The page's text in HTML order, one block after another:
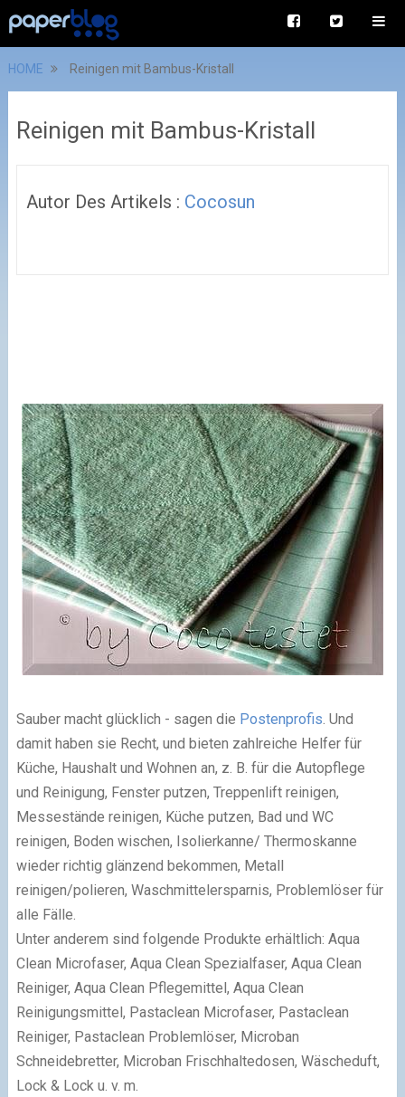
HOME Reinigen mit Bambus-Kristall
Reinigen mit Bambus-Kristall
Autor Des Artikels : Cocosun
Sauber macht glücklich - sagen die Postenprofis . Und
damit haben sie Recht, und bieten zahlreiche Helfer für
Küche, Haushalt und Wohnen an, z. B. für die Autopflege
und Reinigung, Fenster putzen, Treppenlift reinigen,
Messestände reinigen, Küche putzen, Bad und WC
reinigen, Boden wischen, Isolierkanne/ Thermoskanne
wieder richtig glänzend bekommen, Metall
reinigen/polieren, Waschmittelersparnis, Problemlöser für
alle Fälle.
Unter anderem sind folgende Produkte erhältlich: Aqua
Clean Microfaser, Aqua Clean Spezialfaser, Aqua Clean
Reiniger, Aqua Clean Pflegemittel, Aqua Clean
Reinigungsmittel, Pastaclean Microfaser, Pastaclean
Reiniger, Pastaclean Problemlöser, Microban
Schneidebretter, Microban Frischhaltedosen, Wäscheduft,
Lock & Lock u. v. m.